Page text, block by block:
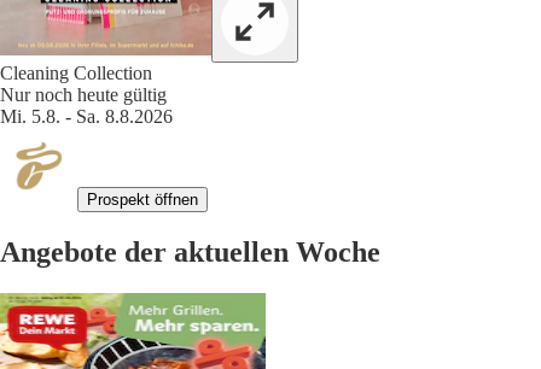
Cleaning Collection
Nur noch heute gültig
Mi. 5.8. - Sa. 8.8.2026
Prospekt öffnen
Angebote der aktuellen Woche